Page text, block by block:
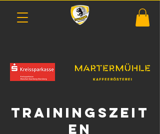
Trainingszeit
en